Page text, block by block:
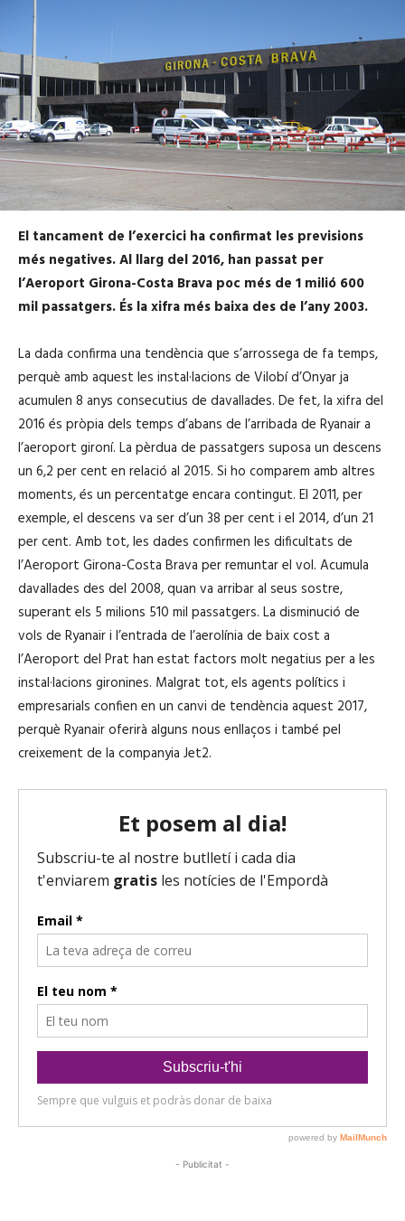
El tancament de l’exercici ha confirmat les previsions
més negatives. Al llarg del 2016, han passat per
l’Aeroport Girona-Costa Brava poc més de 1 milió 600
mil passatgers. És la xifra més baixa des de l’any 2003.
La dada confirma una tendència que s’arrossega de fa temps,
perquè amb aquest les instal·lacions de Vilobí d’Onyar ja
acumulen 8 anys consecutius de davallades. De fet, la xifra del
2016 és pròpia dels temps d’abans de l’arribada de Ryanair a
l’aeroport gironí. La pèrdua de passatgers suposa un descens
un 6,2 per cent en relació al 2015. Si ho comparem amb altres
moments, és un percentatge encara contingut. El 2011, per
exemple, el descens va ser d’un 38 per cent i el 2014, d’un 21
per cent. Amb tot, les dades confirmen les dificultats de
l’Aeroport Girona-Costa Brava per remuntar el vol. Acumula
davallades des del 2008, quan va arribar al seus sostre,
superant els 5 milions 510 mil passatgers. La disminució de
vols de Ryanair i l’entrada de l’aerolínia de baix cost a
l’Aeroport del Prat han estat factors molt negatius per a les
instal·lacions gironines. Malgrat tot, els agents polítics i
empresarials confien en un canvi de tendència aquest 2017,
perquè Ryanair oferirà alguns nous enllaços i també pel
creixement de la companyia Jet2.
- Publicitat -